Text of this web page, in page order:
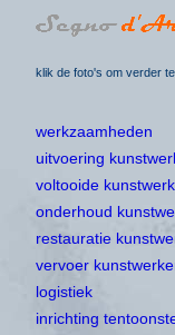
klik de foto's om verder
werkzaamheden
uitvoering
voltooide
onderhoud
restauratie
vervoer
logistiek
inrichting